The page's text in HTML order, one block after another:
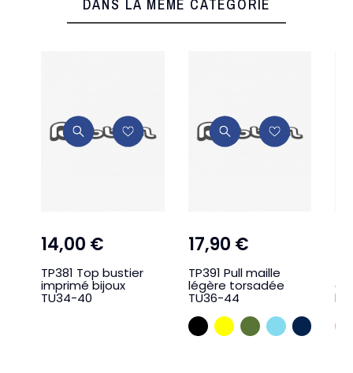
DANS LA MÊME CATÉGORIE
14,00 €
TP381 Top bustier
imprimé bijoux
TU34-40
17,90 €
TP391 Pull maille
légère torsadée
TU36-44
NOIRJAUNEKAKIBLEU CIEL